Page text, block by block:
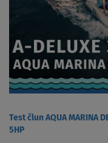
Test člun AQUA MARINA
5HP